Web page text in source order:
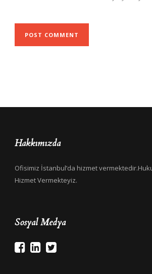
Hakkımızda
Ofisimiz İstanbul’da hizmet
Hizmet Vermekteyiz.
Sosyal Medya